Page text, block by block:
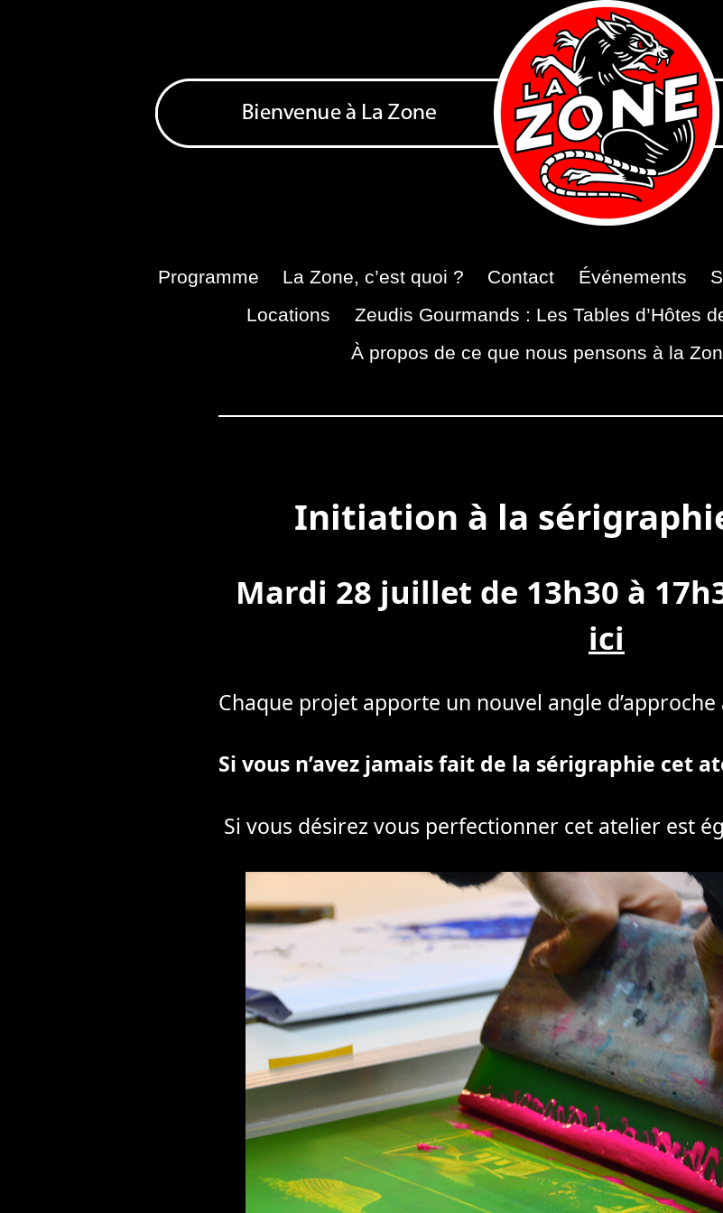
Programme La Zone, c’est quoi ? Contact Événements
Locations
Zeudis Gourmands : Les Tables d’Hôtes
À propos de ce que nous pensons à la
Initiation à la
Mardi 28 juillet de 13h30 à
ici
Chaque projet apporte un nouvel angle
Si vous n’avez jamais fait de la sérigraphie cet
Si vous désirez vous perfectionner cet atelier est